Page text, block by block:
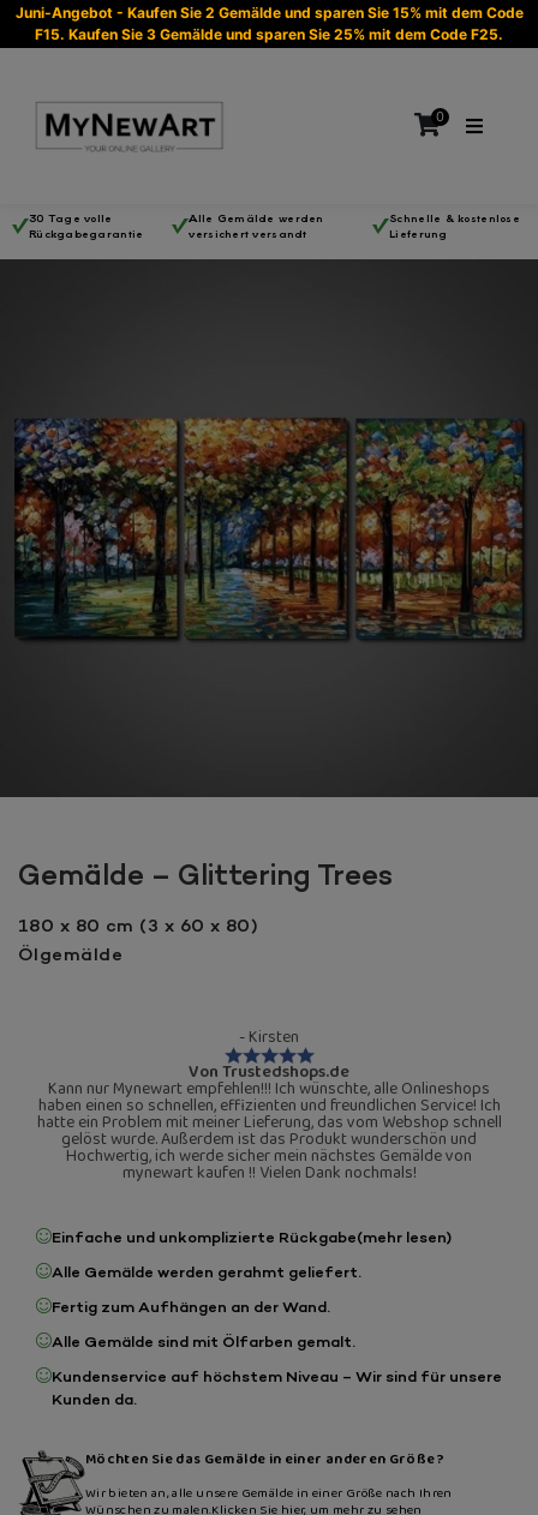
Juni-Angebot - Kaufen Sie 2 Gemälde und sparen Sie 15% mit dem Code
F15. Kaufen Sie 3 Gemälde und sparen Sie 25% mit dem Code F25.
0
30 Tage volle
Rückgabegarantie
Alle Gemälde werden
versichert versandt
Schnelle & kostenlose
Lieferung
Gemälde – Glittering Trees
180 x 80 cm (3 x 60 x 80)
Ölgemälde
- Kirsten
Von Trustedshops.de
Kann nur Mynewart empfehlen!!! Ich wünschte, alle Onlineshops
haben einen so schnellen, effizienten und freundlichen Service! Ich
hatte ein Problem mit meiner Lieferung, das vom Webshop schnell
gelöst wurde. Außerdem ist das Produkt wunderschön und
Hochwertig, ich werde sicher mein nächstes Gemälde von
mynewart kaufen !! Vielen Dank nochmals!
Einfache und unkomplizierte Rückgabe(mehr lesen)
Alle Gemälde werden gerahmt geliefert.
Fertig zum Aufhängen an der Wand.
Alle Gemälde sind mit Ölfarben gemalt.
Kundenservice auf höchstem Niveau – Wir sind für unsere
Kunden da.
Möchten Sie das Gemälde in einer anderen Größe?
Wir bieten an, alle unsere Gemälde in einer Größe nach Ihren
Wünschen zu malen.Klicken Sie hier, um mehr zu sehen